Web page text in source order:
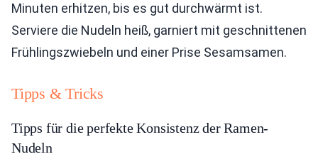
Minuten erhitzen, bis es gut durchwärmt ist.
Serviere die Nudeln heiß, garniert mit geschnittenen
Frühlingszwiebeln und einer Prise Sesamsamen.
Tipps & Tricks
Tipps für die perfekte Konsistenz der Ramen-
Nudeln